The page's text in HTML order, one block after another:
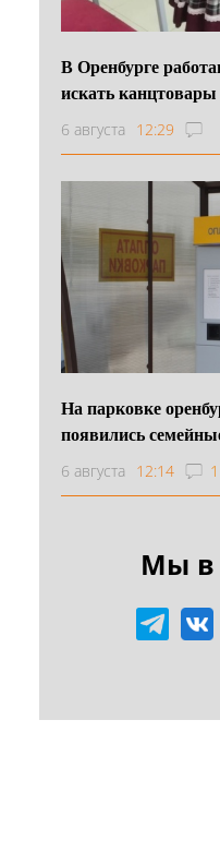
В Оренбурге
искать
6 августа 12:29
На парковке
появились
6 августа 12:14 1
Мы в